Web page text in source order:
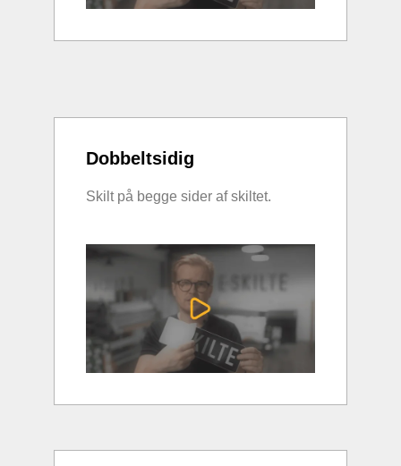
Dobbeltsidig
Skilt på begge sider af skiltet.